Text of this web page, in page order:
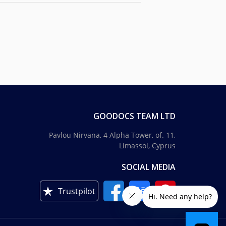
GOODOCS TEAM LTD
Pavlou Nirvana, 4 Alpha Tower, of. 11,
Limassol, Cyprus
SOCIAL MEDIA
Trustpilot